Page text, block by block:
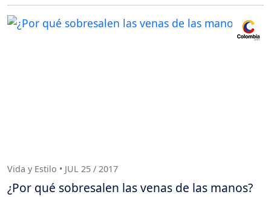
Vida y Estilo • JUL 25 / 2017
¿Por qué sobresalen las venas de las manos?